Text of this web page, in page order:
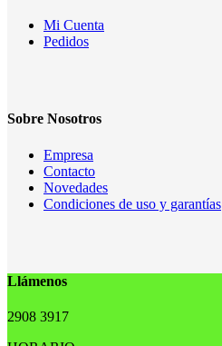
Mi Cuenta
Pedidos
Sobre Nosotros
Empresa
Contacto
Novedades
Condiciones de uso y garantías
Llámenos
2908 3917